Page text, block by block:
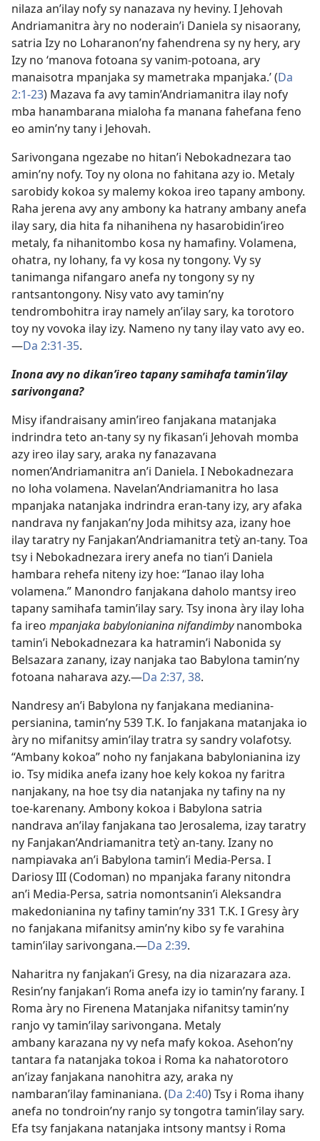
nilaza an’ilay nofy sy nanazava ny heviny. I Jehovah
Andriamanitra àry no noderain’i Daniela sy nisaorany,
satria Izy no Loharanon’ny fahendrena sy ny hery, ary
Izy no ‘manova fotoana sy vanim-potoana, ary
manaisotra mpanjaka sy mametraka mpanjaka.’ (Da
2:1-23) Mazava fa avy tamin’Andriamanitra ilay nofy
mba hanambarana mialoha fa manana fahefana feno
eo amin’ny tany i Jehovah.
Sarivongana ngezabe no hitan’i Nebokadnezara tao
amin’ny nofy. Toy ny olona no fahitana azy io. Metaly
sarobidy kokoa sy malemy kokoa ireo tapany ambony.
Raha jerena avy any ambony ka hatrany ambany anefa
ilay sary, dia hita fa nihanihena ny hasarobidin’ireo
metaly, fa nihanitombo kosa ny hamafiny. Volamena,
ohatra, ny lohany, fa vy kosa ny tongony. Vy sy
tanimanga nifangaro anefa ny tongony sy ny
rantsantongony. Nisy vato avy tamin’ny
tendrombohitra iray namely an’ilay sary, ka torotoro
toy ny vovoka ilay izy. Nameno ny tany ilay vato avy eo.​
—Da 2:31-35.
Inona avy no dikan’ireo tapany samihafa tamin’ilay
sarivongana?
Misy ifandraisany amin’ireo fanjakana matanjaka
indrindra teto an-tany sy ny fikasan’i Jehovah momba
azy ireo ilay sary, araka ny fanazavana
nomen’Andriamanitra an’i Daniela. I Nebokadnezara
no loha volamena. Navelan’Andriamanitra ho lasa
mpanjaka natanjaka indrindra eran-tany izy, ary afaka
nandrava ny fanjakan’ny Joda mihitsy aza, izany hoe
ilay taratry ny Fanjakan’Andriamanitra tetỳ an-tany. Toa
tsy i Nebokadnezara irery anefa no tian’i Daniela
hambara rehefa niteny izy hoe: “Ianao ilay loha
volamena.” Manondro fanjakana daholo mantsy ireo
tapany samihafa tamin’ilay sary. Tsy inona àry ilay loha
fa ireo mpanjaka babylonianina nifandimbynanomboka
tamin’i Nebokadnezara ka hatramin’i Nabonida sy
Belsazara zanany, izay nanjaka tao Babylona tamin’ny
fotoana naharava azy.​—Da 2:37, 38.
Nandresy an’i Babylona ny fanjakana medianina-
persianina, tamin’ny 539 T.K. Io fanjakana matanjaka io
àry no mifanitsy amin’ilay tratra sy sandry volafotsy.
“Ambany kokoa” noho ny fanjakana babylonianina izy
io. Tsy midika anefa izany hoe kely kokoa ny faritra
nanjakany, na hoe tsy dia natanjaka ny tafiny na ny
toe-karenany. Ambony kokoa i Babylona satria
nandrava an’ilay fanjakana tao Jerosalema, izay taratry
ny Fanjakan’Andriamanitra tetỳ an-tany. Izany no
nampiavaka an’i Babylona tamin’i Media-Persa. I
Dariosy III (Codoman) no mpanjaka farany nitondra
an’i Media-Persa, satria nomontsanin’i Aleksandra
makedonianina ny tafiny tamin’ny 331 T.K. I Gresy àry
no fanjakana mifanitsy amin’ny kibo sy fe varahina
tamin’ilay sarivongana.​—Da 2:39.
Naharitra ny fanjakan’i Gresy, na dia nizarazara aza.
Resin’ny fanjakan’i Roma anefa izy io tamin’ny farany. I
Roma àry no Firenena Matanjaka nifanitsy tamin’ny
ranjo vy tamin’ilay sarivongana. Metaly
ambany karazana ny vy nefa mafy kokoa. Asehon’ny
tantara fa natanjaka tokoa i Roma ka nahatorotoro
an’izay fanjakana nanohitra azy, araka ny
nambaran’ilay faminaniana. (Da 2:40) Tsy i Roma ihany
anefa no tondroin’ny ranjo sy tongotra tamin’ilay sary.
Efa tsy fanjakana natanjaka intsony mantsy i Roma